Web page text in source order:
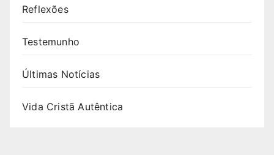
Reflexões
Testemunho
Últimas Notícias
Vida Cristã Autêntica